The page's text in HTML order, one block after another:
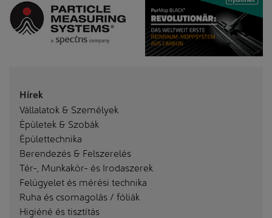
Hírek
Vállalatok & Személyek
Épületek & Szobák
Épülettechnika
Berendezés & Felszerelés
Tér-, Munkakör- és Irodaszerek
Felügyelet és mérési technika
Ruha és csomagolás / fóliák
Higiéné és tisztítás